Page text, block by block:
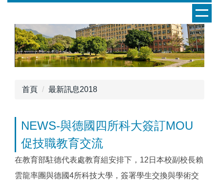
首頁
最新訊息2018
NEWS-與德國四所科大簽訂MOU
促技職教育交流
在教育部駐德代表處教育組安排下，12日本校副校長賴
雲龍率團與德國4所科技大學，簽署學生交換與學術交